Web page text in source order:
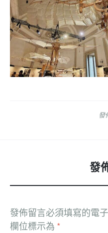
發
發
發佈留言必須填寫的電
欄位標示為 *